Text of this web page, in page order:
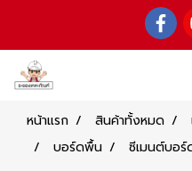
หน้าแรก สินค้าทั้งหมด
บอร์ดพื้น
ซีเมนต์บอ